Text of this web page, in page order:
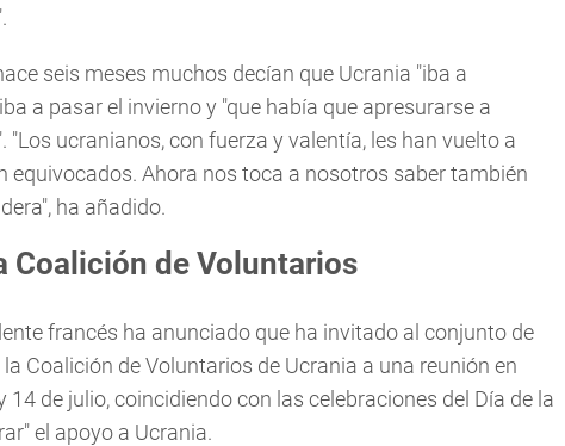
seis meses muchos decían que Ucrania "iba a
a pasar el invierno y "que había que apresurarse a
"Los ucranianos, con fuerza y valentía, les han vuelto a
equivocados. Ahora nos toca a nosotros saber también
ha añadido.
Coalición de Voluntarios
francés ha anunciado que ha invitado al conjunto de
Coalición de Voluntarios de Ucrania a una reunión en
14 de julio, coincidiendo con las celebraciones del Día de la
el apoyo a Ucrania.